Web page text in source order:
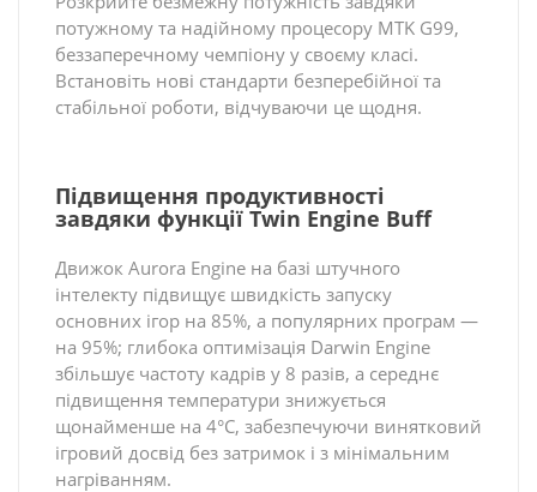
потужному та надійному процесору MTK G99,
беззаперечному чемпіону у своєму класі.
Встановіть нові стандарти безперебійної та
стабільної роботи, відчуваючи це щодня.
Підвищення продуктивності
завдяки функції Twin Engine Buff
Движок Aurora Engine на базі штучного
інтелекту підвищує швидкість запуску
основних ігор на 85%, а популярних програм —
на 95%; глибока оптимізація Darwin Engine
збільшує частоту кадрів у 8 разів, а середнє
підвищення температури знижується
щонайменше на 4°C, забезпечуючи винятковий
ігровий досвід без затримок і з мінімальним
нагріванням.